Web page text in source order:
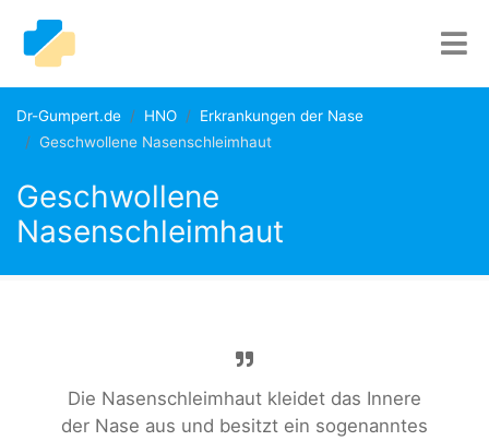
Dr-Gumpert.de HNO
Erkrankungen der Nase
Geschwollene Nasenschleimhaut
Geschwollene
Nasenschleimhaut
Die Nasenschleimhaut kleidet das Innere
der Nase aus und besitzt ein sogenanntes